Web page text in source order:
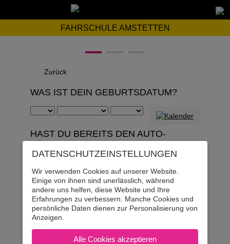
FAHRSCHULE AMSTETTEN
Zurück
WAS IST DEIN GEBURTSDATUM?
HAST DU BEREITS DEN AUTO-
Ja
Nein
HAST DU BEREITS DEN LKW-
FÜHRERSCHEIN?
DATENSCHUTZ­EINSTELLUNGEN
Wir verwenden Cookies auf unserer Website.
Einige von ihnen sind unerlässlich, während
andere uns helfen, diese Website und Ihre
Erfahrungen zu verbessern. Manche Cookies und
persönliche Daten dienen zur Personalisierung von
Anzeigen.
Alle Cookies akzeptieren